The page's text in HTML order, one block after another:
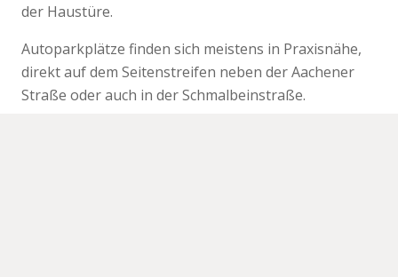
der Haustüre.
Autoparkplätze finden sich meistens in Praxisnähe,
direkt auf dem Seitenstreifen neben der Aachener
Straße oder auch in der Schmalbeinstraße.